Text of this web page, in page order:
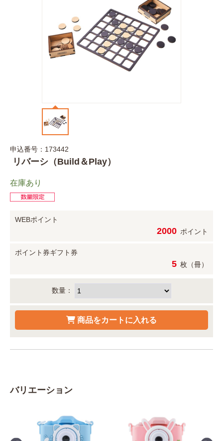
申込番号：173442
リバーシ（Build＆Play）
在庫あり
WEBポイント
2000 ポイント
ポイント券ギフト券
5 枚（冊）
数量：
バリエーション